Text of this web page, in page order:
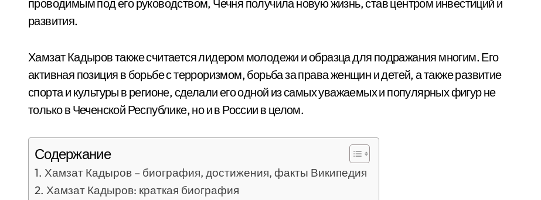
проводимым под его руководством, Чечня получила новую жизнь, став центром инвестиций и
развития.
Хамзат Кадыров также считается лидером молодежи и образца для подражания многим. Его
активная позиция в борьбе с терроризмом, борьба за права женщин и детей, а также развитие
спорта и культуры в регионе, сделали его одной из самых уважаемых и популярных фигур не
только в Чеченской Республике, но и в России в целом.
Содержание
Хамзат Кадыров – биография, достижения, факты Википедия
Хамзат Кадыров: краткая биография